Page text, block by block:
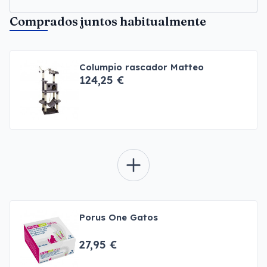
Comprados juntos habitualmente
Columpio rascador Matteo
124,25 €
Porus One Gatos
27,95 €